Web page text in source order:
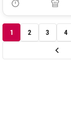
1 2 3 4